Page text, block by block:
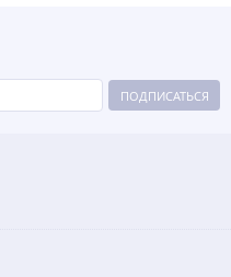
ПОДПИСАТЬСЯ